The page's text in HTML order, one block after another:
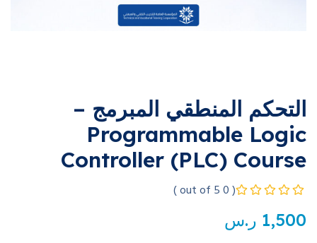
التحكم المنطقي المبرمج –
Programmable Logic
Controller (PLC) Course
( 0 out of 5 )
1,500 ر.س